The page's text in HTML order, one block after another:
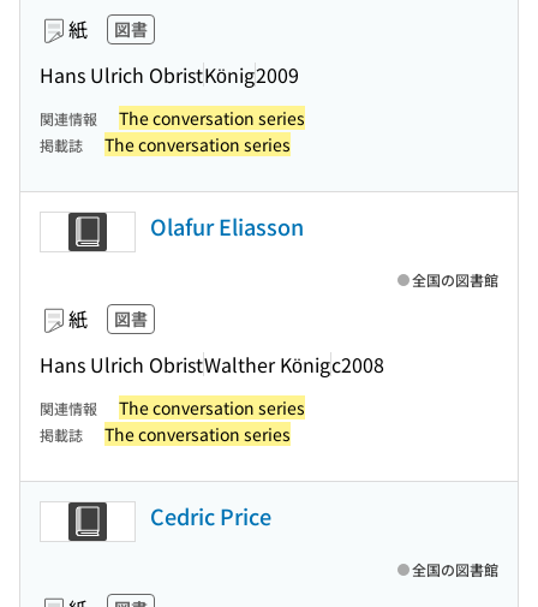
紙 図書
Hans Ulrich ObristKönig2009
関連情報 The conversation series
掲載誌 The conversation series
Olafur Eliasson
紙 図書
Hans Ulrich ObristWalther Königc2008
全国の図書館
関連情報 The conversation series
掲載誌 The conversation series
Cedric Price
全国の図書館